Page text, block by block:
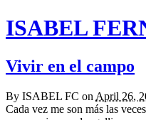
ISABEL
Vivir en el campo
By ISABEL FC on April 26,
Cada vez me son más las